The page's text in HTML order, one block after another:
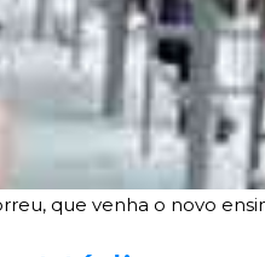
que venha o novo